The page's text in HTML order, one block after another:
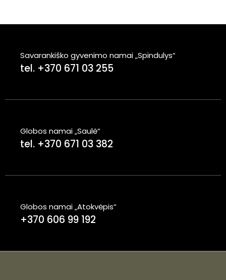
Savarankiško gyvenimo namai „Spindulys“
tel. +370 671 03 255
Globos namai „Saulė“
tel. +370 671 03 382
Globos namai „Atokvėpis“
+370 606 99 192